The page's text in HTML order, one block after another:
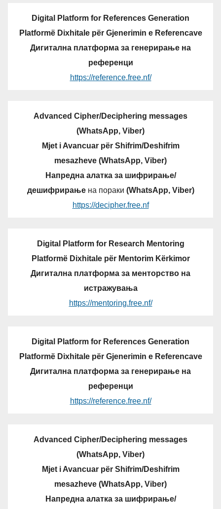
Digital Platform for References Generation
Platformë Dixhitale për Gjenerimin e Referencave
Дигитална платформа за генерирање на
референци
https://reference.free.nf/
Advanced Cipher/Deciphering messages
(WhatsApp, Viber)
Mjet i Avancuar për Shifrim/Deshifrim
mesazheve (WhatsApp, Viber)
Напредна алатка за шифрирање/
дешифрирањена пораки (WhatsApp, Viber)
https://decipher.free.nf
Digital Platform for Research Mentoring
Platformë Dixhitale për Mentorim Kërkimor
Дигитална платформа за менторство на
истражувања
https://mentoring.free.nf/
Digital Platform for References Generation
Platformë Dixhitale për Gjenerimin e Referencave
Дигитална платформа за генерирање на
референци
https://reference.free.nf/
Advanced Cipher/Deciphering messages
(WhatsApp, Viber)
Mjet i Avancuar për Shifrim/Deshifrim
mesazheve (WhatsApp, Viber)
Напредна алатка за шифрирање/